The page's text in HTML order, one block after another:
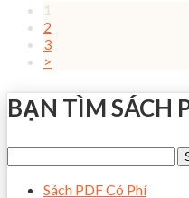
1
2
3
>
BẠN TÌM SÁCH
Sách PDF Có Phí